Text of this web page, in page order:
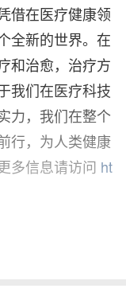
借在医疗健康领
全新的世界。在
和治愈，治疗方
我们在医疗科技
力，我们在整个
行，为人类健康
多信息请访问 ht